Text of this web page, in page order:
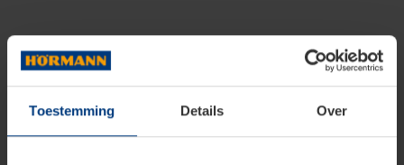
Toestemming Details Over